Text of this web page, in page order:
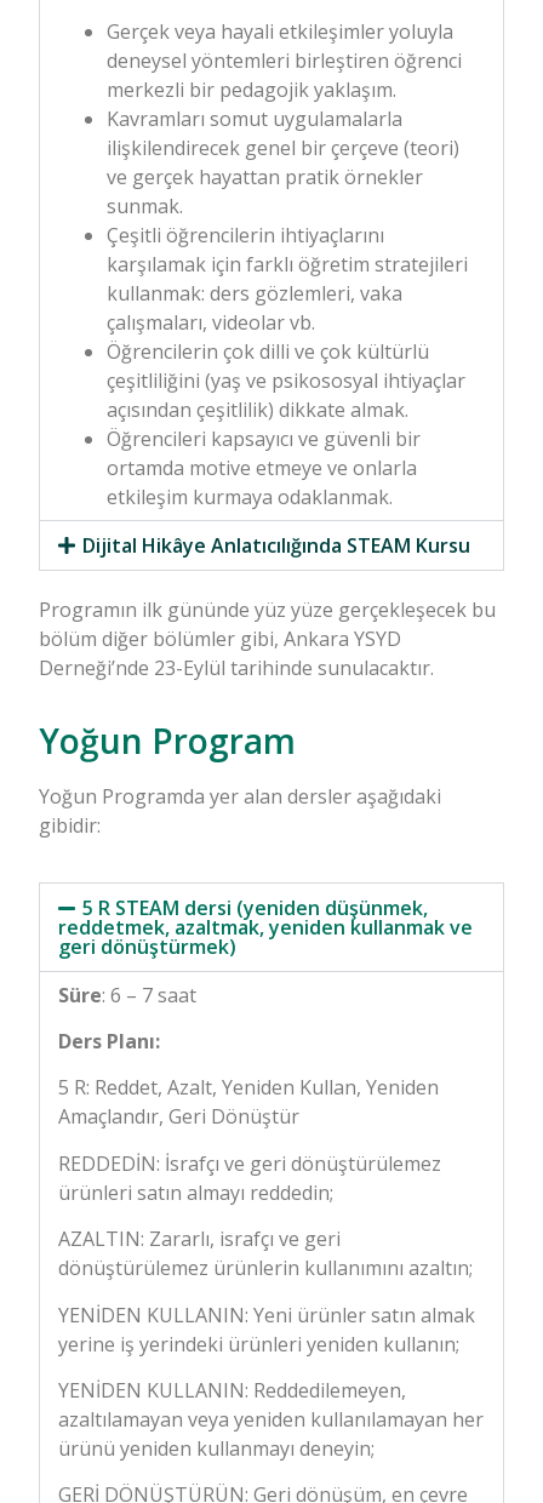
Gerçek veya hayali etkileşimler yoluyla
deneysel yöntemleri birleştiren öğrenci
merkezli bir pedagojik yaklaşım.
Kavramları somut uygulamalarla
ilişkilendirecek genel bir çerçeve (teori)
ve gerçek hayattan pratik örnekler
sunmak.
Çeşitli öğrencilerin ihtiyaçlarını
karşılamak için farklı öğretim stratejileri
kullanmak: ders gözlemleri, vaka
çalışmaları, videolar vb.
Öğrencilerin çok dilli ve çok kültürlü
çeşitliliğini (yaş ve psikososyal ihtiyaçlar
açısından çeşitlilik) dikkate almak.
Öğrencileri kapsayıcı ve güvenli bir
ortamda motive etmeye ve onlarla
etkileşim kurmaya odaklanmak.
Dijital Hikâye Anlatıcılığında STEAM Kursu
Programın ilk gününde yüz yüze gerçekleşecek bu
bölüm diğer bölümler gibi, Ankara YSYD
Derneği’nde 23-Eylül tarihinde sunulacaktır.
Yoğun Program
Yoğun Programda yer alan dersler aşağıdaki
gibidir:
5 R STEAM dersi (yeniden düşünmek,
reddetmek, azaltmak, yeniden kullanmak ve
geri dönüştürmek)
Süre: 6 – 7 saat
Ders Planı:
5 R: Reddet, Azalt, Yeniden Kullan, Yeniden
Amaçlandır, Geri Dönüştür
REDDEDİN: İsrafçı ve geri dönüştürülemez
ürünleri satın almayı reddedin;
AZALTIN: Zararlı, israfçı ve geri
dönüştürülemez ürünlerin kullanımını azaltın;
YENİDEN KULLANIN: Yeni ürünler satın almak
yerine iş yerindeki ürünleri yeniden kullanın;
YENİDEN KULLANIN: Reddedilemeyen,
azaltılamayan veya yeniden kullanılamayan her
ürünü yeniden kullanmayı deneyin;
GERİ DÖNÜŞTÜRÜN: Geri dönüşüm, en çevre